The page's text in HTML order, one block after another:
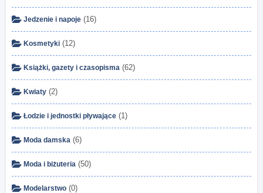
Jedzenie i napoje (16)
Kosmetyki (12)
Książki, gazety i czasopisma (62)
Kwiaty (2)
Łodzie i jednostki pływające (1)
Moda damska (6)
Moda i biżuteria (50)
Modelarstwo (0)